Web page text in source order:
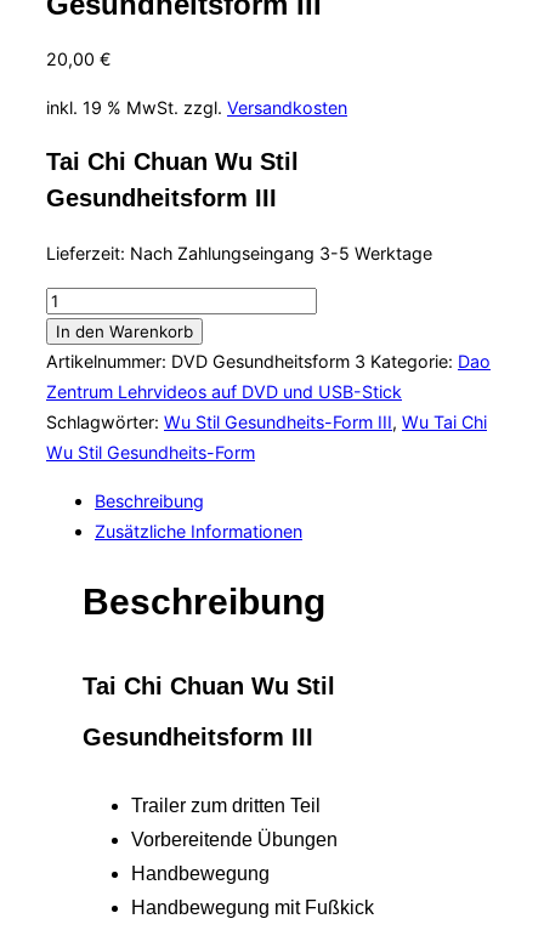
20,00 €
inkl. 19 % MwSt. zzgl. Versandkosten
Tai Chi Chuan Wu Stil
Gesundheitsform III
Lieferzeit: Nach Zahlungseingang 3-5 Werktage
Tai
Chi
Chuan
Wu
Stil
-
Jürgen
Menge
In den Warenkorb
Artikelnummer: DVD Gesundheitsform 3 Kategorie: Dao
Zentrum Lehrvideos auf DVD und USB-Stick
Schlagwörter: Wu Stil Gesundheits-Form III, Wu Tai Chi
Wu Stil Gesundheits-Form
Beschreibung
Zusätzliche Informationen
Beschreibung
Tai Chi Chuan Wu Stil
Gesundheitsform III
Trailer zum dritten Teil
Vorbereitende Übungen
Handbewegung
Handbewegung mit Fußkick